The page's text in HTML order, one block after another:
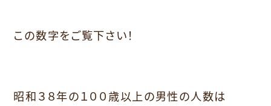
この数字をご覧下さい！
昭和３８年の１００歳以上の男性の人数は